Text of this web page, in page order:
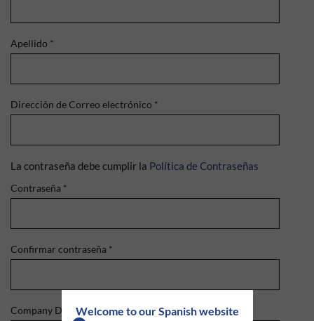
Welcome to our Spanish website
Apellido *
Dirección de Correo electrónico *
La contraseña debe cumplir la Política de Contraseñas
Contraseña *
Confirmar contraseña *
Company Domain*